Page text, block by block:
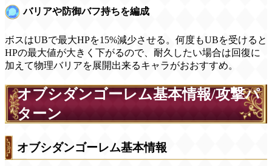
バリアや防御バフ持ちを編成
ボスはUBで最大HPを15%減少させる。何度もUBを受けると
HPの最大値が大きく下がるので、耐久したい場合は回復に
加えて物理バリアを展開出来るキャラがおおすすめ。
オブシダンゴーレム基本情報/攻撃パ
ターン
オブシダンゴーレム基本情報